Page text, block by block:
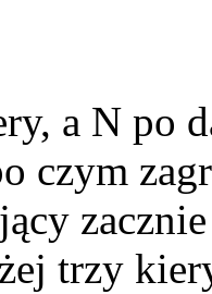
a N po
czym
trzy